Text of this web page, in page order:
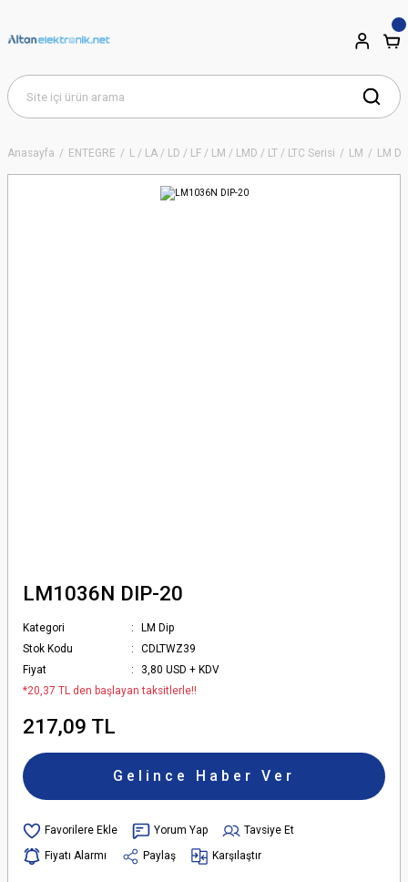
Anasayfa ENTEGRE L / LA / LD / LF / LM / LMD / LT / LTC Serisi LM LM
LM1036N DIP-20
Kategori
LM Dip
Stok Kodu
CDLTWZ39
Fiyat
3,80 USD + KDV
*20,37 TL den başlayan taksitlerle!!
217,09 TL
Gelince Haber Ver
Yorum Yap
Tavsiye Et
Fiyatı Alarmı
Paylaş Karşılaştır